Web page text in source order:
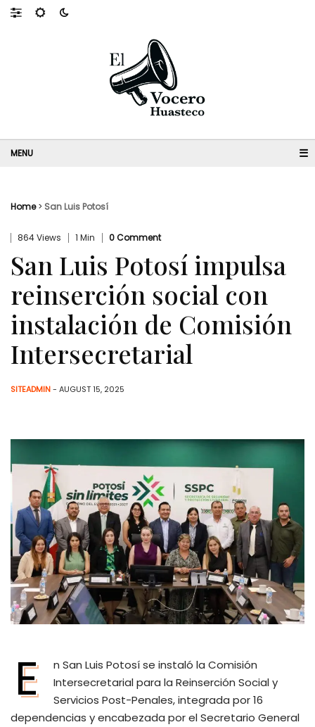
☰
Home> San Luis Potosí
864 Views 1 Min 0 Comment
San Luis Potosí impulsa
reinserción social con
instalación de Comisión
Intersecretarial
SITEADMIN- AUGUST 15, 2025
E
n San Luis Potosí se instaló la Comisión
Intersecretarial para la Reinserción Social y
Servicios Post-Penales, integrada por 16
dependencias y encabezada por el Secretario General